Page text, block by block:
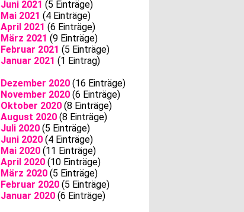
Juni 2021 (5 Einträge)
Mai 2021 (4 Einträge)
April 2021 (6 Einträge)
März 2021 (9 Einträge)
Februar 2021 (5 Einträge)
Januar 2021 (1 Eintrag)
Dezember 2020(16 Einträge)
November 2020(6 Einträge)
Oktober 2020(8 Einträge)
August 2020(8 Einträge)
Juli 2020(5 Einträge)
Juni 2020(4 Einträge)
Mai 2020(11 Einträge)
April 2020(10 Einträge)
März 2020(5 Einträge)
Februar 2020(5 Einträge)
Januar 2020(6 Einträge)